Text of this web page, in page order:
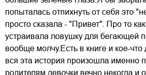
попыталась отпихнуть от себя это
просто сказала - "Привет". Про то
устраивала ловушку для бегающей
вообще молчу.Есть в книге и кое-
вся эта история произошла именно
родителям девочки вечно некогда и